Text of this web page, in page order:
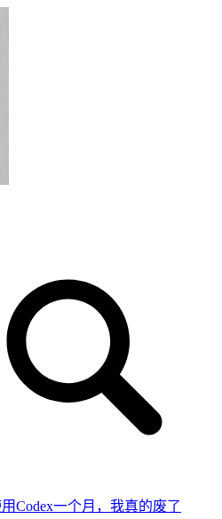
Codex一个月，我真的废了